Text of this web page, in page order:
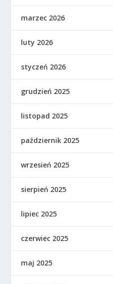
marzec 2026
luty 2026
styczeń 2026
grudzień 2025
listopad 2025
październik 2025
wrzesień 2025
sierpień 2025
lipiec 2025
czerwiec 2025
maj 2025